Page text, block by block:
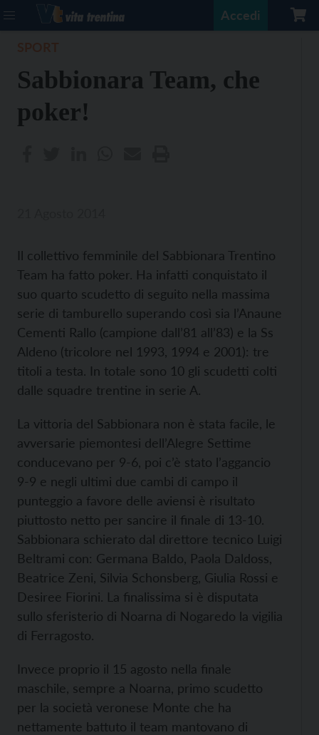
Accedi
Sabbionara Team, che
poker!
Il collettivo femminile del Sabbionara Trentino
Team ha fatto poker. Ha infatti conquistato il
suo quarto scudetto di seguito nella massima
serie di tamburello superando così sia l’Anaune
Cementi Rallo (campione dall’81 all’83) e la Ss
Aldeno (tricolore nel 1993, 1994 e 2001): tre
titoli a testa. In totale sono 10 gli scudetti colti
dalle squadre trentine in serie A.
La vittoria del Sabbionara non è stata facile, le
avversarie piemontesi dell’Alegre Settime
conducevano per 9-6, poi c’è stato l’aggancio
9-9 e negli ultimi due cambi di campo il
punteggio a favore delle aviensi è risultato
piuttosto netto per sancire il finale di 13-10.
Sabbionara schierato dal direttore tecnico Luigi
Beltrami con: Germana Baldo, Paola Daldoss,
Beatrice Zeni, Silvia Schonsberg, Giulia Rossi e
Desiree Fiorini. La finalissima si è disputata
sullo sferisterio di Noarna di Nogaredo la vigilia
di Ferragosto.
Invece proprio il 15 agosto nella finale
maschile, sempre a Noarna, primo scudetto
per la società veronese Monte che ha
nettamente battuto il team mantovano di